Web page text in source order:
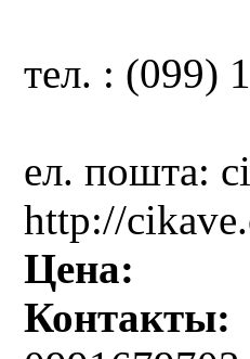
тел. : (099)
ел. пошта:
http://
Цена:
Контакты: